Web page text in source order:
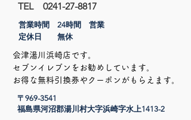
TEL0241-27-8817
営業時間 24時間 営業​
定休日 無休
会津湯川浜崎店です。
セブンイレブンをお勧めしています。
​お得な無料引換券やクーポンがもらえます。
〒969-3541
​福島県河沼郡湯川村大字浜崎字水上1413-2